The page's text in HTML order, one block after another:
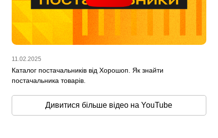
11.02.2025
Каталог постачальників від Хорошоп. Як знайти
постачальника товарів.
Дивитися більше відео на YouTube